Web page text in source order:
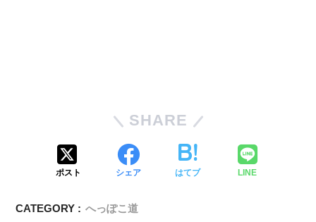
SHARE
ポスト シェア はてブ LINE
CATEGORY : へっぽこ道